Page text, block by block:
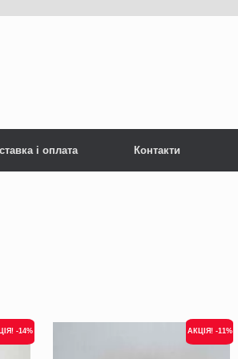
і оплата Контакти
-14% АКЦІЯ! -11%